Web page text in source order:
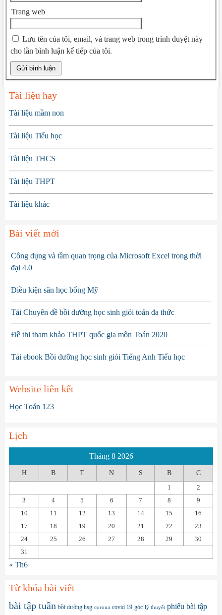
Trang web
Lưu tên của tôi, email, và trang web trong trình duyệt này
cho lần bình luận kế tiếp của tôi.
Tài liệu hay
Tài liệu mầm non
Tài liệu Tiểu học
Tài liệu THCS
Tài liệu THPT
Tài liệu khác
Bài viết mới
Công dụng và tầm quan trọng của Microsoft Excel trong thời
đại 4.0
Điều kiện săn học bổng Mỹ
Tải Chuyên đề bồi dưỡng học sinh giỏi toán đa thức
Đề thi tham khảo THPT quốc gia môn Toán 2020
Tải ebook Bồi dưỡng học sinh giỏi Tiếng Anh Tiểu học
Website liên kết
Học Toán 123
Lịch
Tháng 8 2026
H B T N S B C
1
2
3
4 5 6 7 8
9
10
11 12 13 14 15
16
17
18 19 20 21 22
23
24
25 26 27 28 29
30
31
« Th6
Từ khóa bài viết
bài tập tuần bồi dưỡng hsg corona covid 19 góc lý thuyết phiếu bài tập